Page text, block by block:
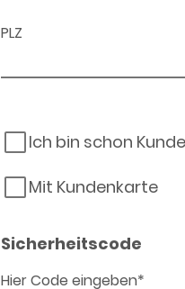
PLZ
Ich bin schon
Mit Kundenkarte
Sicherheitscode
Hier Code eingeben*